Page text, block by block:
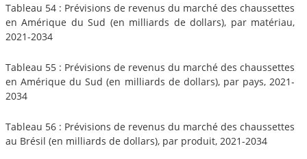
Tableau 54 : Prévisions de revenus du marché des chaussettes
en Amérique du Sud (en milliards de dollars), par matériau,
2021-2034
Tableau 55 : Prévisions de revenus du marché des chaussettes
en Amérique du Sud (en milliards de dollars), par pays, 2021-
2034
Tableau 56 : Prévisions de revenus du marché des chaussettes
au Brésil (en milliards de dollars), par produit, 2021-2034